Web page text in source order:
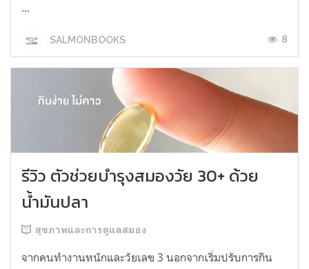
...
SALMONBOOKS 8
รีวิว ตัวช่วยบำรุงสมองวัย 30+ ด้วย
น้ำมันปลา
สุขภาพและการดูแลสมอง
จากคนทำงานหนักและวัยเลข 3 นอกจากเริ่มปรับการกิน